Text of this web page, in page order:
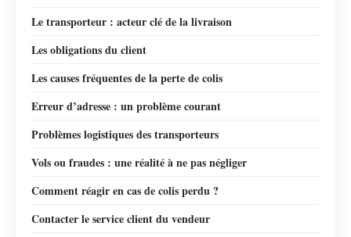
Le transporteur : acteur clé de la livraison
Les obligations du client
Les causes fréquentes de la perte de colis
Erreur d’adresse : un problème courant
Problèmes logistiques des transporteurs
Vols ou fraudes : une réalité à ne pas négliger
Comment réagir en cas de colis perdu ?
Contacter le service client du vendeur